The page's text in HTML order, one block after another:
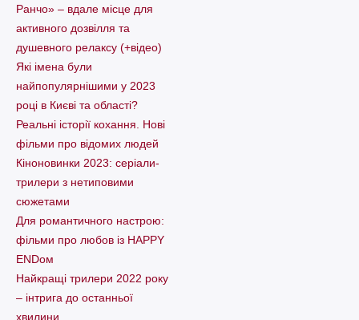
Ранчо» – вдале місце для
активного дозвілля та
душевного релаксу (+відео)
Які імена були
найпопулярнішими у 2023
році в Києві та області?
Реальні історії кохання. Нові
фільми про відомих людей
Кіноновинки 2023: серіали-
трилери з нетиповими
сюжетами
Для романтичного настрою:
фільми про любов із HAPPY
ENDом
Найкращі трилери 2022 року
– інтрига до останньої
хвилини